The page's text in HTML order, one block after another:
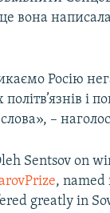
вона
Росію
і
–
Sentsov on
, named
greatly in